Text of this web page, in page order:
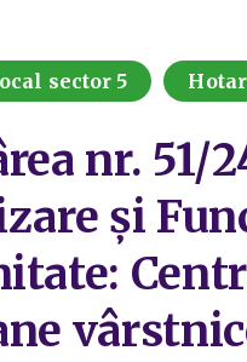
sector 5
nr. 51/
și